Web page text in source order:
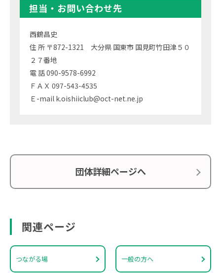
担当・お問い合わせ先
西鶴昌史
住 所 〒872-1321 大分県 国東市 国見町竹田津５０
２７番地
電 話 090-9578-6992
ＦＡＸ 097-543-4535
Ｅ-mail k.oishiiclub@oct-net.ne.jp
団体詳細ページへ
関連ページ
つながる場 一般の方へ